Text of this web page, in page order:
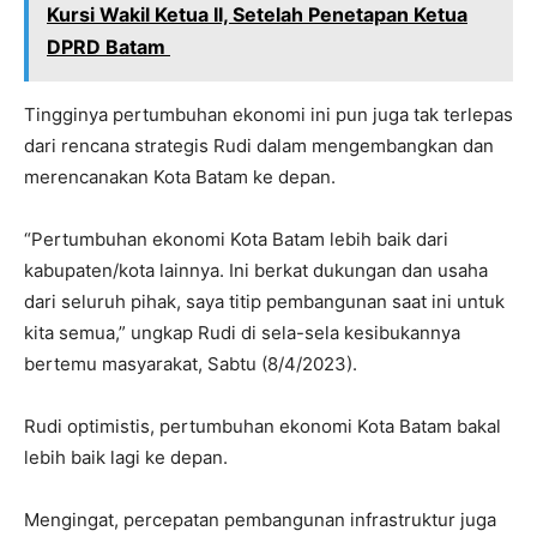
Kursi Wakil Ketua II, Setelah Penetapan Ketua
DPRD Batam
Tingginya pertumbuhan ekonomi ini pun juga tak terlepas
dari rencana strategis Rudi dalam mengembangkan dan
merencanakan Kota Batam ke depan.
“Pertumbuhan ekonomi Kota Batam lebih baik dari
kabupaten/kota lainnya. Ini berkat dukungan dan usaha
dari seluruh pihak, saya titip pembangunan saat ini untuk
kita semua,” ungkap Rudi di sela-sela kesibukannya
bertemu masyarakat, Sabtu (8/4/2023).
Rudi optimistis, pertumbuhan ekonomi Kota Batam bakal
lebih baik lagi ke depan.
Mengingat, percepatan pembangunan infrastruktur juga